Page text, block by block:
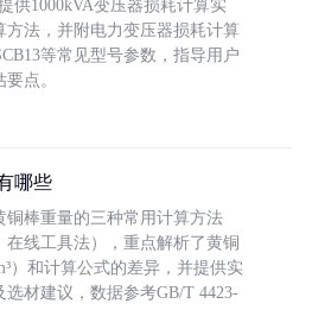
供1000kVA变压器损耗计算实
方法，并附电力变压器损耗计算
等常见型号参数，指导用户
点。
哪些
铜棒重量的三种常用计算方法
在线工具法），重点解析了黄铜
）和计算公式的差异，并提供实
材建议，数据参考GB/T 4423-